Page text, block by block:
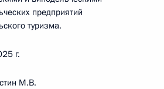
предприятий
туризма.
г.
М.В.